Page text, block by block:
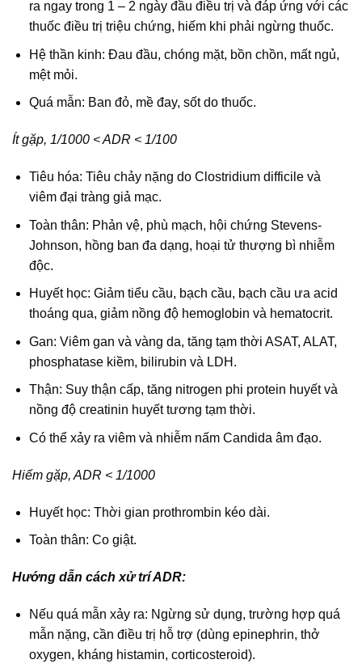
ra ngay trong 1 – 2 ngày đầu điều trị và đáp ứng với các
thuốc điều trị triệu chứng, hiếm khi phải ngừng thuốc.
Hệ thần kinh: Đau đầu, chóng mặt, bồn chồn, mất ngủ,
mệt mỏi.
Quá mẫn: Ban đỏ, mề đay, sốt do thuốc.
Ít gặp, 1/1000 < ADR < 1/100
Tiêu hóa: Tiêu chảy nặng do Clostridium difficile và
viêm đại tràng giả mạc.
Toàn thân: Phản vệ, phù mạch, hội chứng Stevens-
Johnson, hồng ban đa dạng, hoại tử thượng bì nhiễm
độc.
Huyết học: Giảm tiểu cầu, bạch cầu, bạch cầu ưa acid
thoáng qua, giảm nồng độ hemoglobin và hematocrit.
Gan: Viêm gan và vàng da, tăng tạm thời ASAT, ALAT,
phosphatase kiềm, bilirubin và LDH.
Thận: Suy thận cấp, tăng nitrogen phi protein huyết và
nồng độ creatinin huyết tương tạm thời.
Có thể xảy ra viêm và nhiễm nấm Candida âm đạo.
Hiếm gặp, ADR < 1/1000
Huyết học: Thời gian prothrombin kéo dài.
Toàn thân: Co giật.
Hướng dẫn cách xử trí ADR:
Nếu quá mẫn xảy ra: Ngừng sử dụng, trường hợp quá
mẫn nặng, cần điều trị hỗ trợ (dùng epinephrin, thở
oxygen, kháng histamin, corticosteroid).